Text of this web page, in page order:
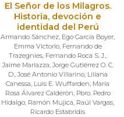
El Señor de los Milagros.
Historia, devoción e
identidad del Perú
Armando Sánchez, Ego García Boyer,
Emma Victorio, Fernando de
Trazegnies, Fernando Roca S. J.,
Jaime Mariazza,Jorge Gutiérrez O. C.
D.,José Antonio Villarino, Liliana
Canessa, Luis E. Wuffarden, María
Rosa Álvarez Calderón, Pbro. Pedro
Hidalgo, Ramón Mujica, Raúl Vargas,
Ricardo Estabridis